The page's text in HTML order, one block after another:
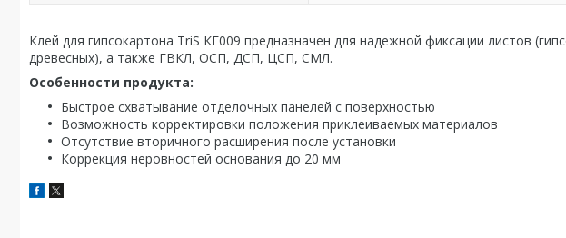
Клей для гипсокартона TriS КГ009 предназначен для надежной фиксации листов
древесных), а также ГВКЛ, ОСП, ДСП, ЦСП, СМЛ.
Особенности продукта:
Быстрое схватывание отделочных панелей с поверхностью
Возможность корректировки положения приклеиваемых материалов
Отсутствие вторичного расширения после установки
Коррекция неровностей основания до 20 мм